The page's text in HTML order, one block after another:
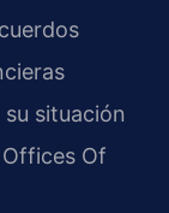
situación
Of